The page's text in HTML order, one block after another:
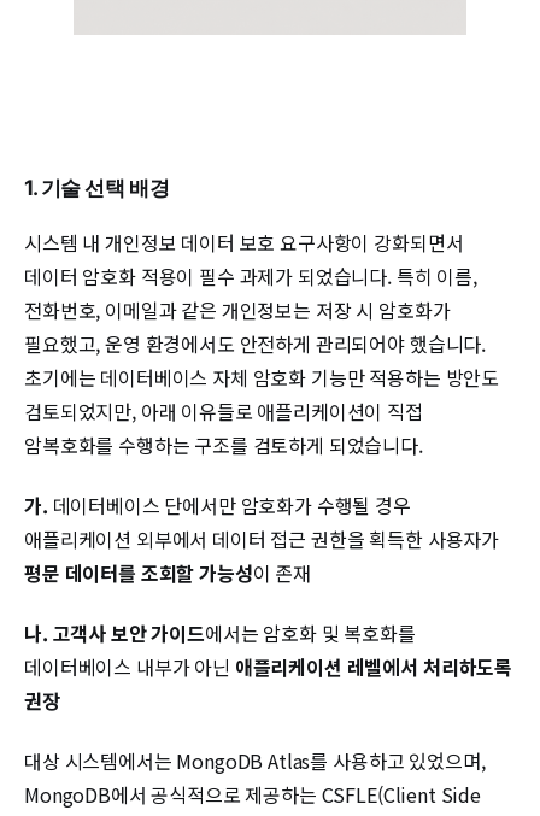
1. 기술 선택 배경
시스템 내 개인정보 데이터 보호 요구사항이 강화되면서
데이터 암호화 적용이 필수 과제가 되었습니다. 특히 이름,
전화번호, 이메일과 같은 개인정보는 저장 시 암호화가
필요했고, 운영 환경에서도 안전하게 관리되어야 했습니다.
초기에는 데이터베이스 자체 암호화 기능만 적용하는 방안도
검토되었지만, 아래 이유들로 애플리케이션이 직접
암복호화를 수행하는 구조를 검토하게 되었습니다.
가. 데이터베이스 단에서만 암호화가 수행될 경우
애플리케이션 외부에서 데이터 접근 권한을 획득한 사용자가
평문 데이터를 조회할 가능성이 존재
나. 고객사 보안 가이드에서는 암호화 및 복호화를
데이터베이스 내부가 아닌 애플리케이션 레벨에서 처리하도록
권장
대상 시스템에서는 MongoDB Atlas를 사용하고 있었으며,
MongoDB에서 공식적으로 제공하는 CSFLE(Client Side